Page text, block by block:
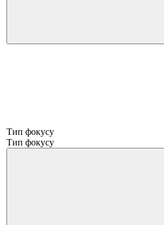
Тип фокусу
Тип фокусу